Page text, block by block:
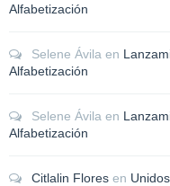
Alfabetización
Selene Ávila en
Alfabetización
Selene Ávila en
Alfabetización
Citlalin Flores en